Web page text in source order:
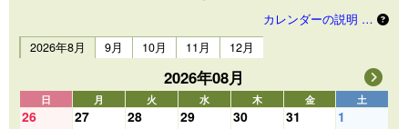
カレンダーの説明 …
2026年8月
9月 10月 11月 12月
2026年08月
日 月 火 水 木 金 土
26 27 28 29 30 31 1